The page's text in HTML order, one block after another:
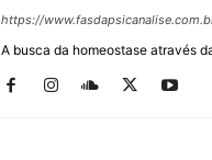
https://
A busca da homeostase através